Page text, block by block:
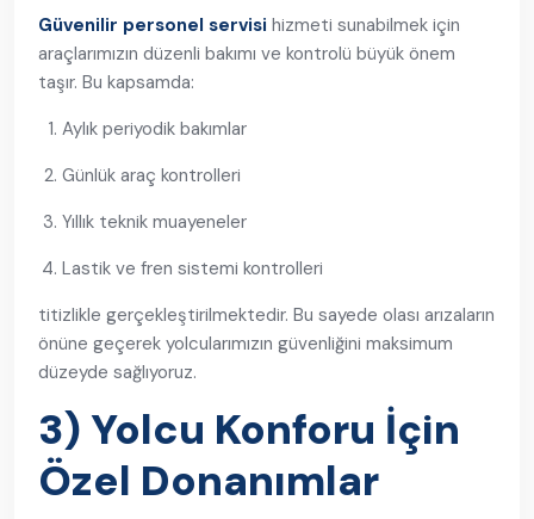
Güvenilir personel servisi hizmeti sunabilmek için
araçlarımızın düzenli bakımı ve kontrolü büyük önem
taşır. Bu kapsamda:
Aylık periyodik bakımlar
Günlük araç kontrolleri
Yıllık teknik muayeneler
Lastik ve fren sistemi kontrolleri
titizlikle gerçekleştirilmektedir. Bu sayede olası arızaların
önüne geçerek yolcularımızın güvenliğini maksimum
düzeyde sağlıyoruz.
3) Yolcu Konforu İçin
Özel Donanımlar